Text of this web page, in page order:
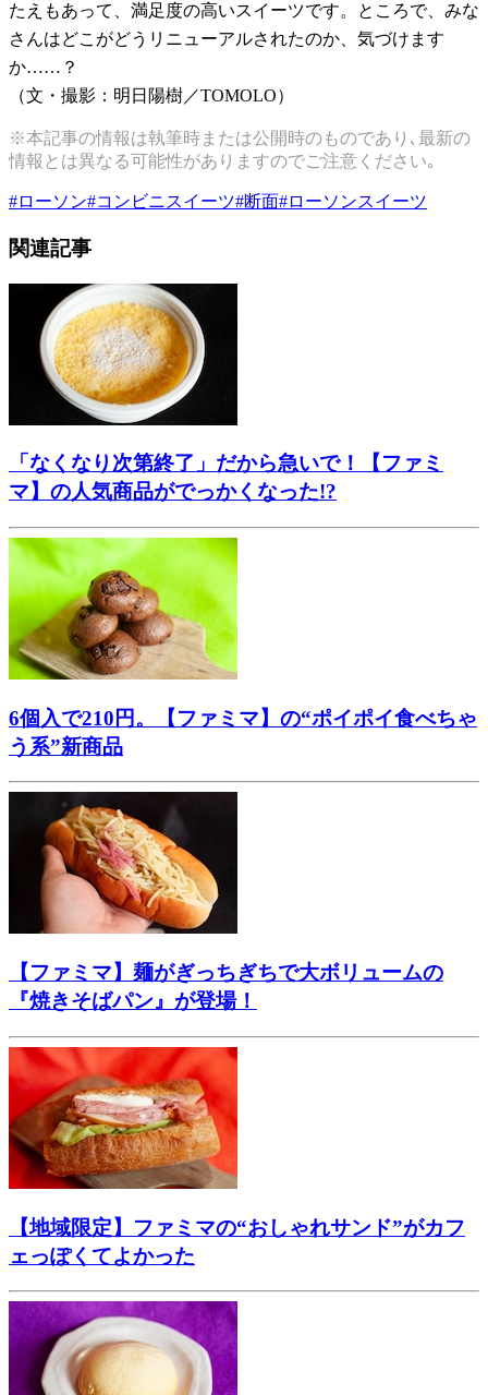
たえもあって、満足度の高いスイーツです。ところで、みな
さんはどこがどうリニューアルされたのか、気づけます
か……？
（文・撮影：明日陽樹／TOMOLO）
※本記事の情報は執筆時または公開時のものであり､最新の
情報とは異なる可能性がありますのでご注意ください｡
#ローソン#コンビニスイーツ#断面#ローソンスイーツ
関連記事
「なくなり次第終了」だから急いで！【ファミ
マ】の人気商品がでっかくなった!?
6個入で210円。【ファミマ】の“ポイポイ食べちゃ
う系”新商品
【ファミマ】麺がぎっちぎちで大ボリュームの
『焼きそばパン』が登場！
【地域限定】ファミマの“おしゃれサンド”がカフ
ェっぽくてよかった